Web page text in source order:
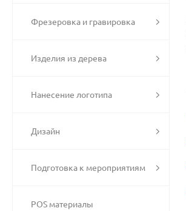
Фрезеровка и гравировка
Изделия из дерева
Нанесение логотипа
Дизайн
Подготовка к мероприятиям
POS материалы